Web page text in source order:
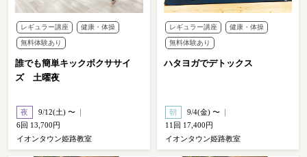
レギュラー講座 健康・体操
無料体験あり
誰でも簡単キックボクササイ
ズ 土曜夜
夜
9/12(土) 〜
6回 13,700円
イオンタウン姫路教室
レギュラー講座 健康・体操
無料体験あり
ハタヨガでデトックス
朝
9/4(金) 〜
11回 17,400円
イオンタウン姫路教室